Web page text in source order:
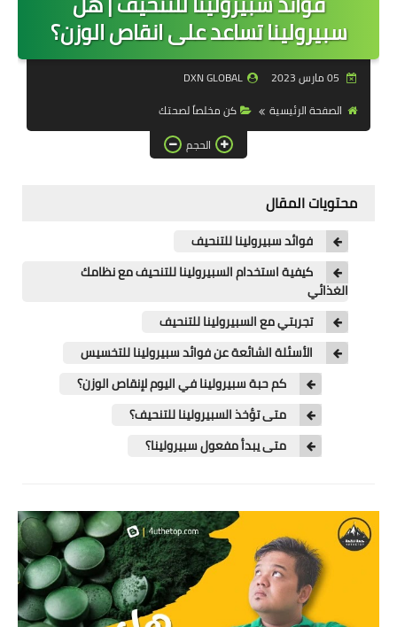
مكملات DXN
اخلص لصحتك
شراء منتجات DXN
سبيرولينا تساعد على انقاص الوزن؟
DXN GLOBAL
الصفحة الرئيسية
كن مخلصاً لصحتك
الحجم
محتويات المقال
فوائد سبيرولينا للتنحيف
كيفية استخدام السبيرولينا للتنحيف مع نظامك
الغذائي
تجربتي مع السبيرولينا للتنحيف
الأسئلة الشائعة عن فوائد سبيرولينا للتخسيس
كم حبة سبيرولينا في اليوم لإنقاص الوزن؟
متى تؤخذ السبيرولينا للتنحيف؟
متى يبدأ مفعول سبيرولينا؟